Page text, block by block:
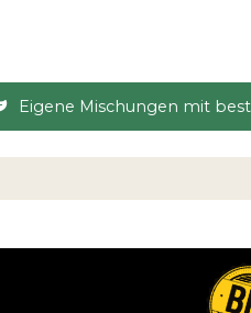
Eigene Mischungen mit